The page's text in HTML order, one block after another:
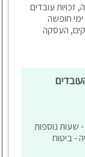
Our office
עובדים
חופשה
העסקה
- שעות נוספות
- ביטוח